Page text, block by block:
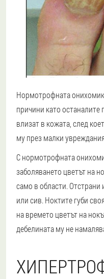
Нормотрофната
причини като
влизат в кожата, след
му през малки
С нормотрофната
заболяването цветът на
само в области. Отстрани
или сив. Ноктите губи
на времето цветът на
дебелината му не